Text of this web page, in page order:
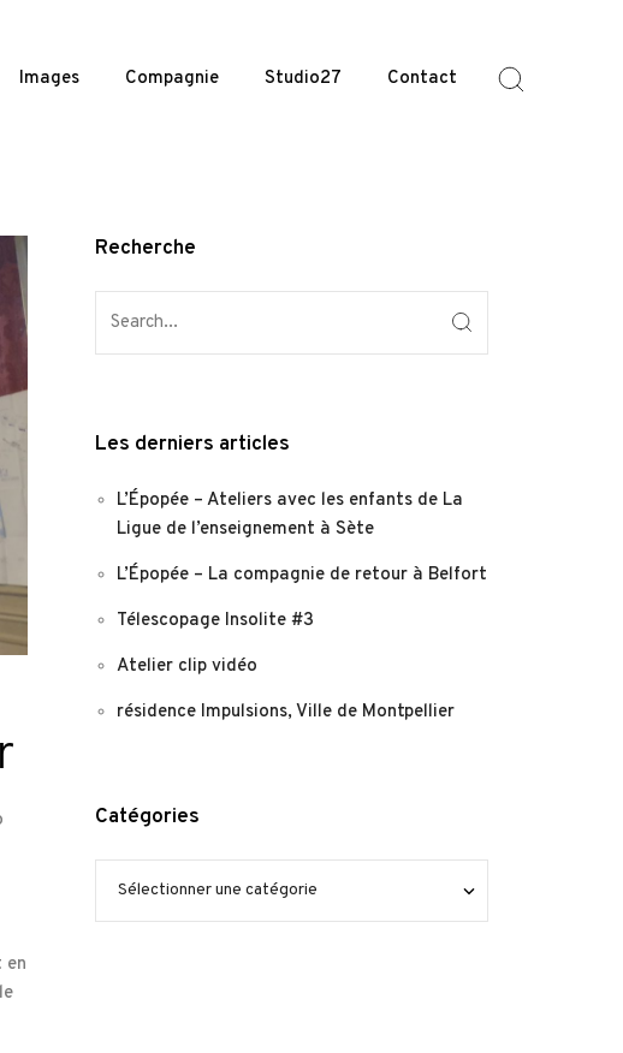
Images Compagnie Studio27 Contact
en
Recherche
Les derniers articles
L’Épopée – Ateliers avec les enfants de La
Ligue de l’enseignement à Sète
L’Épopée – La compagnie de retour à Belfort
Télescopage Insolite #3
Atelier clip vidéo
résidence Impulsions, Ville de Montpellier
Catégories